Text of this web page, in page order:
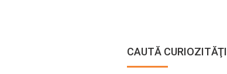
CAUTĂ CURIOZITĂŢI